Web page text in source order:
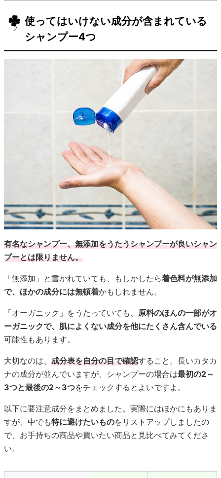
使ってはいけない成分が含まれている
シャンプー4つ
有名なシャンプー、無添加をうたうシャンプーが良いシャン
プーとは限りません。
「無添加」と書かれていても、もしかしたら着色料が無添加
で、ほかの成分には無頓着かもしれません。
「オーガニック」をうたっていても、 原料のほんの一部がオ
ーガニックで、肌によくない成分を他にたくさん含んでいる
可能性もあります。
大切なのは、 成分表を自分の目で確認すること。長いカタカ
ナの成分が並んでいますが、シャンプーの場合は最初の2～
3つと最後の2～3つをチェックするとよいですよ。
以下に要注意成分をまとめました。実際にはほかにもありま
すが、中でも特に避けたいものをリストアップしましたの
で、お手持ちの商品や買いたい商品と見比べてみてくださ
い。